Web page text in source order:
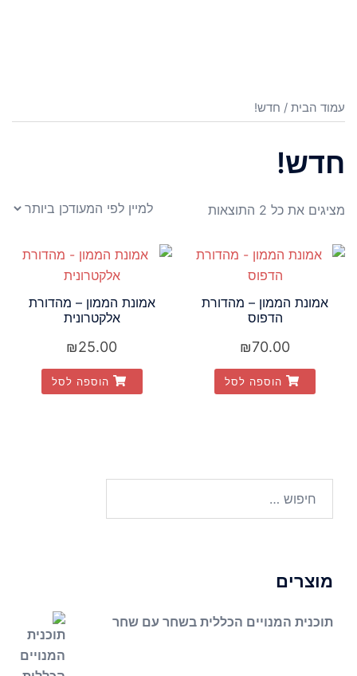
עמוד הבית / חדש!
חדש!
מציגים את כל ⁦2⁩ התוצאות
ממוין
הפריט
אמונת הממון – מהדורת
הדפוס
₪70.00
הוספה לסל
אמונת הממון – מהדורת
אלקטרונית
₪25.00
הוספה לסל
מוצרים
תוכנית המנויים הכללית בשחר עם שחר